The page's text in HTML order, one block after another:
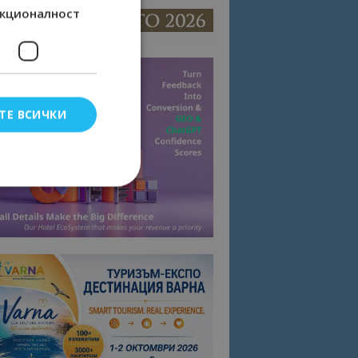
ВСИЧКИ
съгласието
на сайта.